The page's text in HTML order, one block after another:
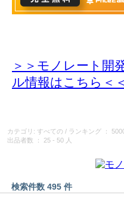
＞＞モノレート開
ル情報はこちら＜＜
カテゴリ: すべての / ランキング ：
出品者数
： 25 - 50 人
検索件数 495 件